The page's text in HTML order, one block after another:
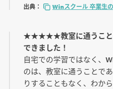
出典： Winスクール 卒業生
★★★★★教室に通うこと
できました！
自宅での学習ではなく、
のは、教室に通うことで
りすることもなく、わか